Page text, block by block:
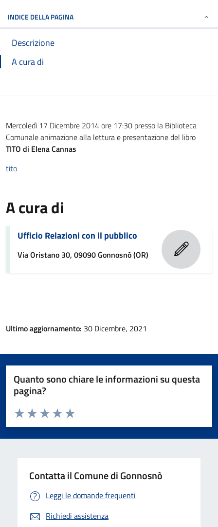
INDICE DELLA PAGINA
Descrizione
A cura di
Mercoledì 17 Dicembre 2014 ore 17:30 presso la Biblioteca
Comunale animazione alla lettura e presentazione del libro
TITO di Elena Cannas
tito
A cura di
Ufficio Relazioni con il pubblico
Via Oristano 30, 09090 Gonnosnò (OR)
Ultimo aggiornamento: 30 Dicembre, 2021
Quanto sono chiare le informazioni su questa
pagina?
Valuta da 1 a 5 stelle la pagina
Valuta 5 stelle su 5
Valuta 4 stelle su 5
Valuta 3 stelle su 5
Valuta 2 stelle su 5
Valuta 1 stelle su 5
Contatta il Comune di Gonnosnò
Leggi le domande frequenti
Richiedi assistenza